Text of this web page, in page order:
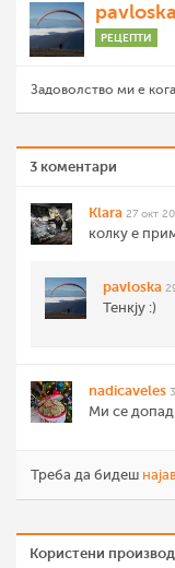
pavloska
РЕЦЕПТИ
Задоволство ми е
3 коментари
Klara 27 окт
колку е
pavloska
Тенкју :)
nadicaveles
Ми се
Треба да бидеш
Користени